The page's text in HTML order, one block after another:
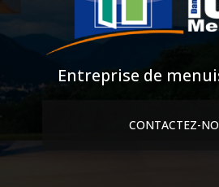
Entreprise de
CONTACTEZ-